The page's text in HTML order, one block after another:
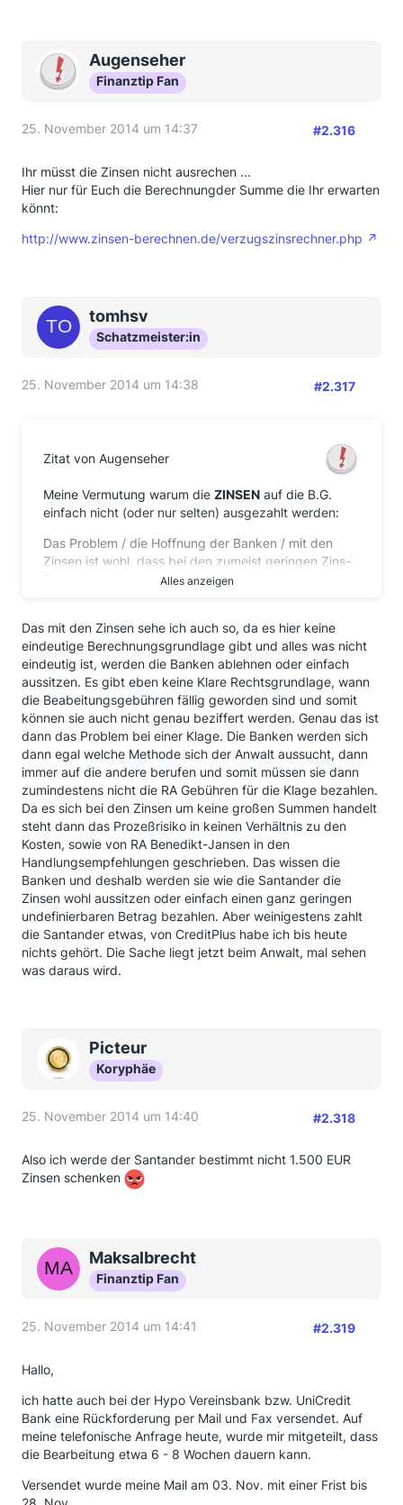
Augenseher
Finanztip Fan
25. November 2014 um 14:37 #2.316
Ihr müsst die Zinsen nicht ausrechen ...
Hier nur für Euch die Berechnungder Summe die Ihr erwarten
könnt:
http://www.zinsen-berechnen.de/verzugszinsrechner.php
tomhsv
Schatzmeister:in
25. November 2014 um 14:38 #2.317
Zitat von Augenseher
Meine Vermutung warum die ZINSEN auf die B.G.
einfach nicht (oder nur selten) ausgezahlt werden:
Das Problem / die Hoffnung der Banken / mit den
Zinsen ist wohl, dass bei den zumeist geringen Zins-
Betrag für sein
Schreiben nimmt - er dem Mandanten das Risiko
verdeutlicht auf den Unkosten sitzen zu bleiben ...
zumindest dann
wenn solch ein Anwalt nicht 100% weiß, dass er die
Zinsen erstreiten, und seine Kosten der Bank
aufhalsen kann.
Ein guter Anwalt warnt seine Mandanten ja, sich
wegen der (oft nur) geringen Summe in den Kampf
mit unsicherem
Ausgang zu werfen. Die Banken wissen das aber
auch und hoffen auf wohl auf unsere Bequemlichkeit
und Zweifel !
Für alle Neuen:Die Bearbeitungsgebühr wird gezahlt
in fast allen Fällen ... auch wenn verzögert wird - hier
und da.
Die Zinsen jedoch werden erst mal ignoriert - und
bisher sind nur wenige scheinbar erfolgreich beim
hast, denn es hilft uns die Hoffnung und die
Drohkulisse aufrecht zu erhalten !
und einer Fristsetzung bedurft hat, oder ob es
aus, als wären die Zinsen evtl. nicht richtig einklagbar
und fällig.
Also bitte Erfolg melden damit wir wissen, dass es
Alles anzeigen
Das mit den Zinsen sehe ich auch so, da es hier keine
eindeutige Berechnungsgrundlage gibt und alles was nicht
eindeutig ist, werden die Banken ablehnen oder einfach
aussitzen. Es gibt eben keine Klare Rechtsgrundlage, wann
die Beabeitungsgebühren fällig geworden sind und somit
können sie auch nicht genau beziffert werden. Genau das ist
dann das Problem bei einer Klage. Die Banken werden sich
dann egal welche Methode sich der Anwalt aussucht, dann
immer auf die andere berufen und somit müssen sie dann
zumindestens nicht die RA Gebühren für die Klage bezahlen.
Da es sich bei den Zinsen um keine großen Summen handelt
steht dann das Prozeßrisiko in keinen Verhältnis zu den
Kosten, sowie von RA Benedikt-Jansen in den
Handlungsempfehlungen geschrieben. Das wissen die
Banken und deshalb werden sie wie die Santander die
Zinsen wohl aussitzen oder einfach einen ganz geringen
undefinierbaren Betrag bezahlen. Aber weinigestens zahlt
die Santander etwas, von CreditPlus habe ich bis heute
nichts gehört. Die Sache liegt jetzt beim Anwalt, mal sehen
was daraus wird.
Picteur
Koryphäe
25. November 2014 um 14:40 #2.318
Also ich werde der Santander bestimmt nicht 1.500 EUR
Zinsen schenken
Maksalbrecht
Finanztip Fan
25. November 2014 um 14:41 #2.319
Hallo,
ich hatte auch bei der Hypo Vereinsbank bzw. UniCredit
Bank eine Rückforderung per Mail und Fax versendet. Auf
meine telefonische Anfrage heute, wurde mir mitgeteilt, dass
die Bearbeitung etwa 6 - 8 Wochen dauern kann.
Versendet wurde meine Mail am 03. Nov. mit einer Frist bis